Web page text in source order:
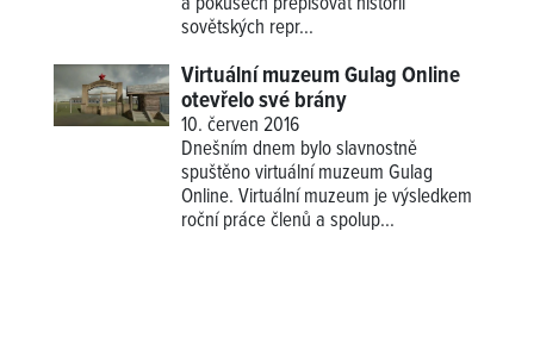
sovětských repr...
Virtuální muzeum Gulag Online
otevřelo své brány
10. červen 2016
Dnešním dnem bylo slavnostně
spuštěno virtuální muzeum Gulag
Online. Virtuální muzeum je výsledkem
roční práce členů a spolup...